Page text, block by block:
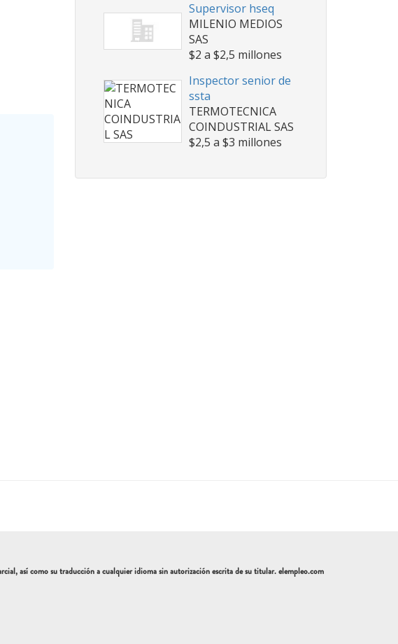
Supervisor hseq
MILENIO MEDIOS
SAS
$2 a $2,5 millones
Inspector senior de
ssta
TERMOTECNICA
COINDUSTRIAL SAS
$2,5 a $3 millones
así como su traducción a cualquier idioma sin autorización escrita de su titular. elempleo.com